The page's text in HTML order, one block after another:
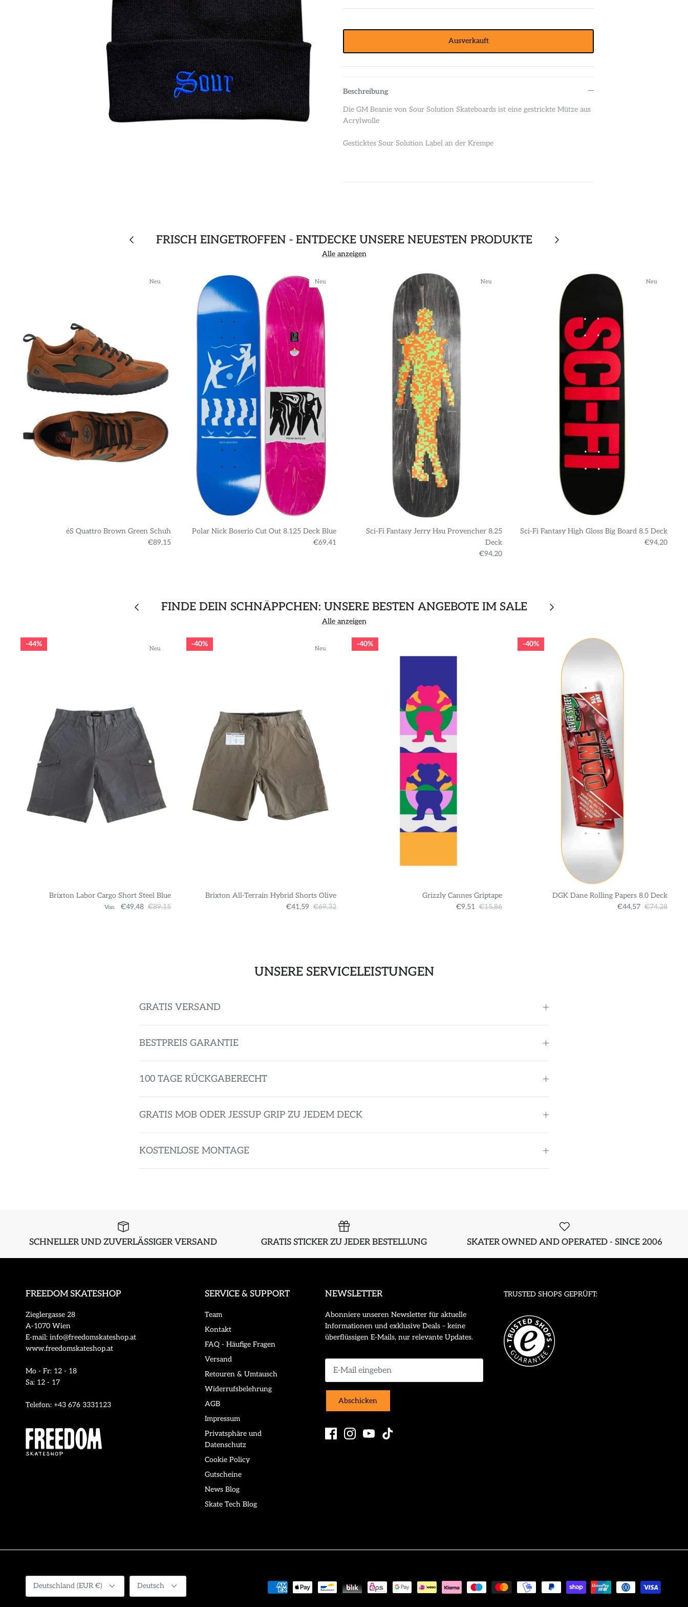
Ausverkauft
Beschreibung
Die GM Beanie von Sour Solution Skateboards ist eine gestrickte Mütze aus
Acrylwolle
Gesticktes Sour Solution Label an der Krempe
FRISCH EINGETROFFEN - ENTDECKE UNSERE NEUESTEN PRODUKTE
Alle anzeigen
Neu
éS Quattro Brown Green Schuh
€89,15
Neu
Polar Nick Boserio Cut Out 8.125 Deck Blue
€69,41
Neu
Sci-Fi Fantasy Jerry Hsu Provencher 8.25
Deck
€94,20
Neu
Sci-Fi Fantasy High Gloss Big Board 8.5 Deck
€94,20
FINDE DEIN SCHNÄPPCHEN: UNSERE BESTEN ANGEBOTE IM SALE
Alle anzeigen
Neu
44%
Brixton Labor Cargo Short Steel Blue
Von €49,48 €89,15
Neu
40%
Brixton All-Terrain Hybrid Shorts Olive
€41,59 €69,32
40%
Grizzly Cannes Griptape
€9,51 €15,86
40%
DGK Dane Rolling Papers 8.0 Deck
€44,57 €74,28
UNSERE SERVICELEISTUNGEN
GRATIS VERSAND
BESTPREIS GARANTIE
100 TAGE RÜCKGABERECHT
GRATIS MOB ODER JESSUP GRIP ZU JEDEM DECK
KOSTENLOSE MONTAGE
SCHNELLER UND ZUVERLÄSSIGER VERSAND GRATIS STICKER ZU JEDER BESTELLUNG SKATER OWNED AND OPERATED - SINCE 2006
FREEDOM SKATESHOP
Zieglergasse 28
A-1070 Wien
E-mail: info@freedomskateshop.at
www.freedomskateshop.at
Mo - Fr: 12 - 18
Sa: 12 - 17
Telefon: +43 676 3331123
SERVICE & SUPPORT
Team
Kontakt
FAQ - Häufige Fragen
Versand
Retouren & Umtausch
Widerrufsbelehrung
AGB
Impressum
Privatsphäre und
Datenschutz
Cookie Policy
Gutscheine
News Blog
Skate Tech Blog
NEWSLETTER
Abonniere unseren Newsletter für aktuelle
Informationen und exklusive Deals – keine
überflüssigen E-Mails, nur relevante Updates.
Abschicken
TRUSTED SHOPS GEPRÜFT:
Währung
Deutschland (EUR €)
Sprache
Deutsch